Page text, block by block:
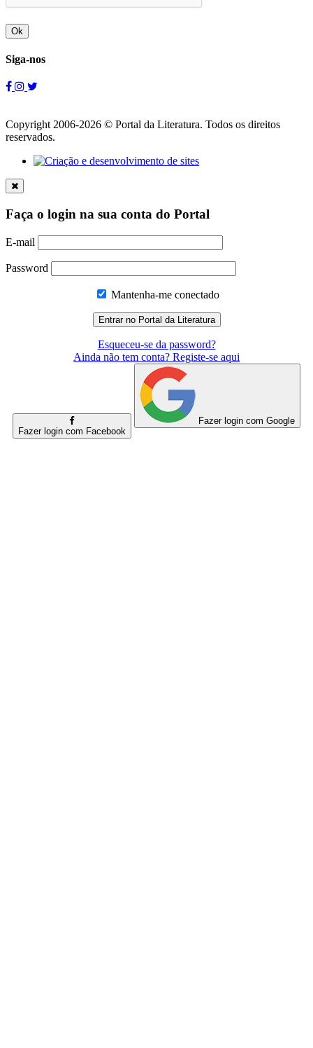
Ok
Siga-nos
Copyright 2006-2026 © Portal da Literatura. Todos os direitos
reservados.
Faça o login na sua conta do Portal
E-mail
Password
Mantenha-me conectado
Esqueceu-se da password?
Ainda não tem conta? Registe-se aqui
Fazer login com Facebook
Fazer login com Google